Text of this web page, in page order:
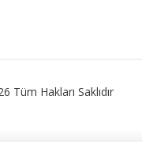
Tüm Hakları Saklıdır